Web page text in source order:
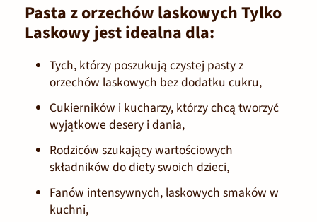
Pasta z orzechów laskowych Tylko
Laskowy jest idealna dla:
Tych, którzy poszukują czystej pasty z
orzechów laskowych bez dodatku cukru,
Cukierników i kucharzy, którzy chcą tworzyć
wyjątkowe desery i dania,
Rodziców szukający wartościowych
składników do diety swoich dzieci,
Fanów intensywnych, laskowych smaków w
kuchni,